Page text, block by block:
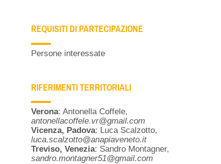
REQUISITI DI PARTECIPAZIONE
Persone interessate
RIFERIMENTI TERRITORIALI
Verona: Antonella Coffele,
antonellacoffele.vr@gmail.com
Vicenza, Padova: Luca Scalzotto,
luca.scalzotto@anapiaveneto.it
Treviso, Venezia: Sandro Montagner,
sandro.montagner51@gmail.com